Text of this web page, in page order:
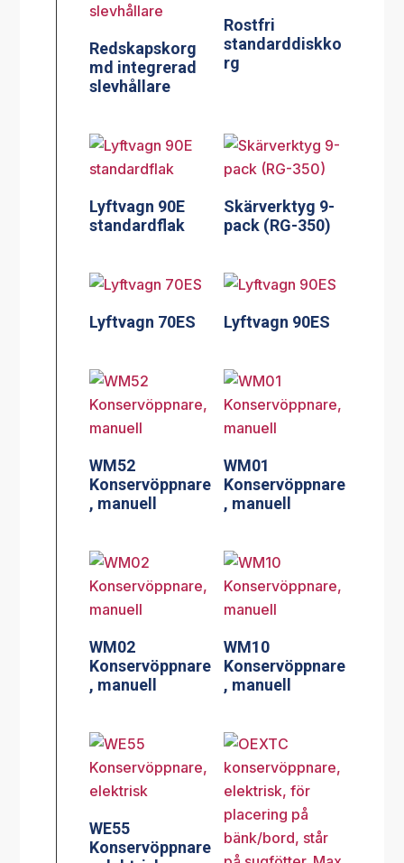
Redskapskorg
md integrerad
slevhållare
Rostfri
standarddiskko
rg
Lyftvagn 90E
standardflak
Skärverktyg 9-
pack (RG-350)
Lyftvagn 70ES Lyftvagn 90ES
WM52
Konservöppnare
, manuell
WM01
Konservöppnare
, manuell
WM02
Konservöppnare
, manuell
WM10
Konservöppnare
, manuell
WE55
Konservöppnare